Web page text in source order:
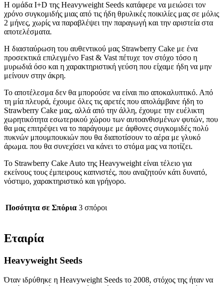
Η ομάδα I+D της Heavyweight Seeds κατάφερε να μειώσει τον
χρόνο συγκομιδής μιας από τις ήδη θρυλικές ποικιλίες μας σε μόλις
2 μήνες, χωρίς να παραβλέψει την παραγωγή και την αριστεία στα
αποτελέσματα.
Η διασταύρωση του αυθεντικού μας Strawberry Cake με ένα
προσεκτικά επιλεγμένο Fast & Vast πέτυχε τον στόχο τόσο η
μυρωδιά όσο και η χαρακτηριστική γεύση που είχαμε ήδη να μην
μείνουν στην άκρη.
Το αποτέλεσμα δεν θα μπορούσε να είναι πιο αποκαλυπτικό. Από
τη μία πλευρά, έχουμε όλες τις αρετές που απολάμβανε ήδη το
Strawberry Cake μας, αλλά από την άλλη, έχουμε την ευέλικτη
χωρητικότητα εσωτερικού χώρου των αυτοανθισμένων φυτών, που
θα μας επιτρέψει να το παράγουμε με άφθονες συγκομιδές πολύ
πυκνών μπουμπουκιών που θα διαποτίσουν το αέρα με γλυκό
άρωμα. που θα συνεχίσει να κάνει το στόμα μας να ποτίζει.
Το Strawberry Cake Auto της Heavyweight είναι τέλειο για
εκείνους τους έμπειρους καπνιστές, που αναζητούν κάτι δυνατό,
νόστιμο, χαρακτηριστικό και γρήγορο.
Ποσότητα σε Σπόρια 3 σπόροι
Εταιρία
Heavyweight Seeds
Όταν ιδρύθηκε η Heavyweight Seeds το 2008, στόχος της ήταν να